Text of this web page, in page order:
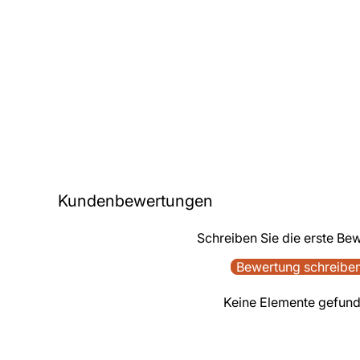
Kundenbewertungen
Schreiben Sie die erste
Bewertung
Keine Elemente